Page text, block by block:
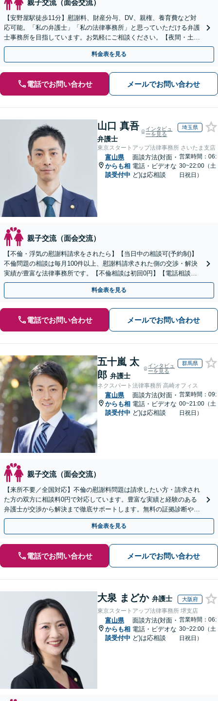
親子交流（面会交流）
【安野屋駅徒歩11分】慰謝料、財産分与、DV、親権、養育費など対
応可能。「私の弁護士」「私の法律事務所」と思っていただける弁護
士事務所を目指しています。お気軽にご相談ください。【夜間・土日
対応可】【電話相談可】【完全個室】【子連れ相談可】
料金表を見る
電話でお問い合わせ メールでお問い合わせ
山口 真吾
弁護士
インタビュ
ーを見る
埼玉県
東京スタートアップ法律事務所 さいたま支店
富山県
からも相
談受付中
面談方法(対面・
電話・ビデオな
ど)は応相談
営業時間：06:
30~22:00（土
日祝日）
親子交流（面会交流）
【不倫・浮気の慰謝料請求をされたら】【当日中の相談可(予約制)】
不倫問題の相談は毎月100件以上、慰謝料請求された側の交渉・解決
実績が豊富な法律事務所です。【不倫相談は初回0円】【電話相談で
ご契約まで対応可/来所不要】
料金表を見る
電話でお問い合わせ メールでお問い合わせ
五十嵐 太
郎 弁護士
インタビュ
ーを見る
群馬県
ネクスパート法律事務所 高崎オフィス
富山県
からも相
談受付中
面談方法(対面・
電話・ビデオな
ど)は応相談
営業時間：09:
00~21:00（土
日祝日）
親子交流（面会交流）
【来所不要／全国対応】不倫の慰謝料問題は請求したい方・請求され
た方の双方に相談料0円で対応しています。豊富な実績と経験のある
弁護士が交渉から解決まで徹底サポートします。無料の証拠診断や着
手金の返還保証もありますので安心してご相談ください。
料金表を見る
電話でお問い合わせ メールでお問い合わせ
大泉 まどか 弁護士 大阪府
東京スタートアップ法律事務所 堺支店
富山県
からも相
談受付中
面談方法(対面・
電話・ビデオな
ど)は応相談
営業時間：06:
30~22:00（土
日祝日）